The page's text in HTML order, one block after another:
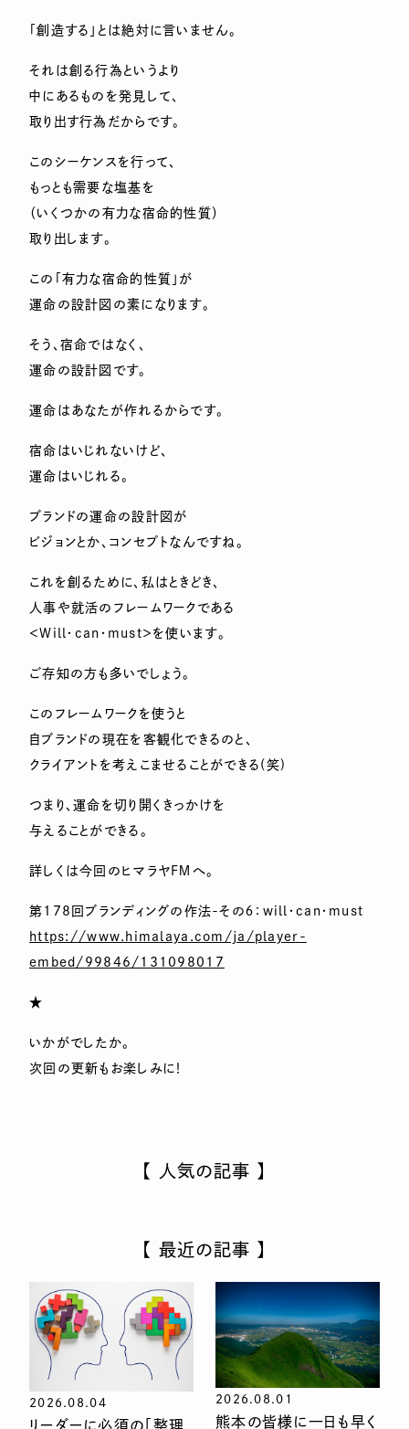
「創造する」とは絶対に言いません。
それは創る行為というより
中にあるものを発見して、
取り出す行為だからです。
このシーケンスを行って、
もっとも需要な塩基を
（いくつかの有力な宿命的性質）
取り出します。
この「有力な宿命的性質」が
運命の設計図の素になります。
そう、宿命ではなく、
運命の設計図です。
運命はあなたが作れるからです。
宿命はいじれないけど、
運命はいじれる。
ブランドの運命の設計図が
ビジョンとか、コンセプトなんですね。
これを創るために、私はときどき、
人事や就活のフレームワークである
＜Will・can・must＞を使います。
ご存知の方も多いでしょう。
このフレームワークを使うと
自ブランドの現在を客観化できるのと、
クライアントを考えこませることができる(笑)
つまり、運命を切り開くきっかけを
与えることができる。
詳しくは今回のヒマラヤＦＭへ。
第178回ブランディングの作法-その６：will・can・must
https://www.himalaya.com/ja/player-
embed/99846/131098017
★
いかがでしたか。
次回の更新もお楽しみに！
【 人気の記事 】
【 最近の記事 】
2026.08.04
リーダーに必須の「整理
2026.08.01
熊本の皆様に一日も早く